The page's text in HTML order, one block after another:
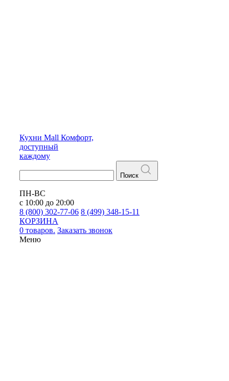
Кухни Mall Комфорт,
доступный
каждому
Поиск
ПН-ВС
с 10:00 до 20:00
8 (800) 302-77-06 8 (499) 348-15-11
КОРЗИНА
0 товаров. Заказать звонок
Меню